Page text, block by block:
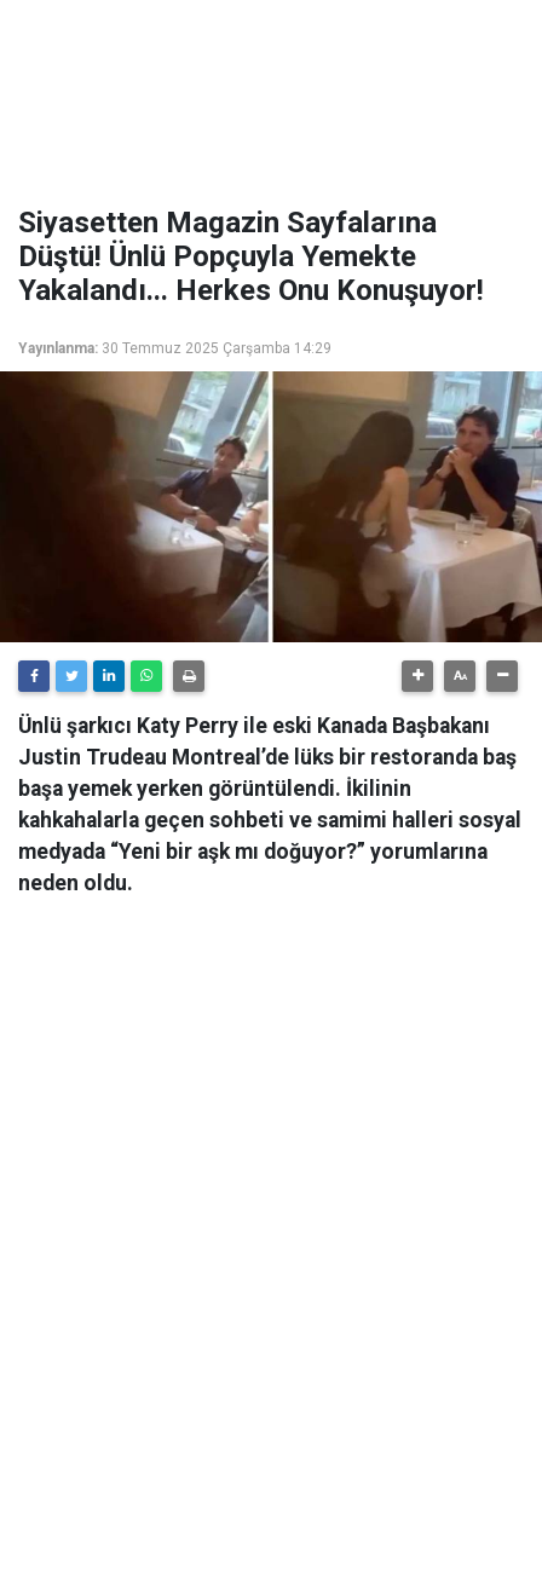
Siyasetten Magazin Sayfalarına
Düştü! Ünlü Popçuyla Yemekte
Yakalandı... Herkes Onu Konuşuyor!
Yayınlanma: 30 Temmuz 2025 Çarşamba 14:29
Ünlü şarkıcı Katy Perry ile eski Kanada Başbakanı
Justin Trudeau Montreal’de lüks bir restoranda baş
başa yemek yerken görüntülendi. İkilinin
kahkahalarla geçen sohbeti ve samimi halleri sosyal
medyada “Yeni bir aşk mı doğuyor?” yorumlarına
neden oldu.